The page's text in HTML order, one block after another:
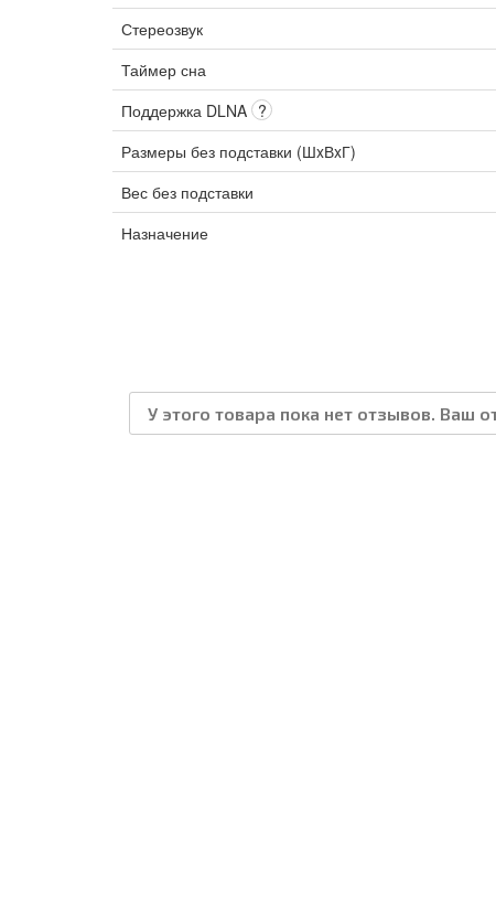
Стереозвук
Таймер сна
Поддержка DLNA ?
Размеры без подставки (ШxВxГ)
Вес без подставки
Назначение
У этого товара пока нет отзывов. Ваш